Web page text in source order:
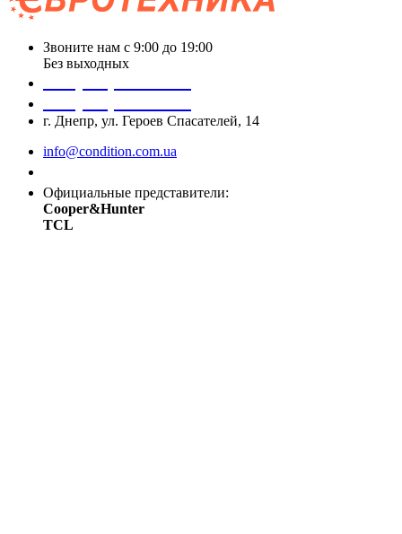
Звоните нам с 9:00 до 19:00
Без выходных
г. Днепр, ул. Героев Спасателей, 14
info@condition.com.ua
Официальные представители:
Cooper&Hunter
TCL